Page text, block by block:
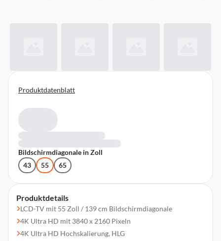
Produktdetails
LCD-TV mit 55 Zoll / 139 cm Bildschirmdiagonale
4K Ultra HD mit 3840 x 2160 Pixeln
4K Ultra HD Hochskalierung, HLG
Produktdatenblatt
Bildschirmdiagonale in Zoll
43
55 65